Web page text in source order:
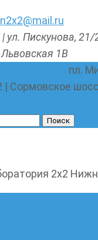
ул. Пискунова,
1В
пл.
| Сормовское
2х2